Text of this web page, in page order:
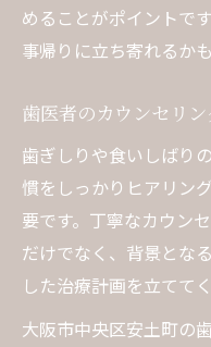
自分に合う歯医
歯医者選びで
自分に合う歯
ト
歯ぎしり対策
は
口コミや評判
ック
歯ぎしり相談
めることがポイントで
事帰りに立ち寄れるか
歯医者のカウンセリ
歯ぎしりや食いしばり
慣をしっかりヒアリン
要です。丁寧なカウン
だけでなく、背景とな
した治療計画を立ててく
大阪市中央区安土町の